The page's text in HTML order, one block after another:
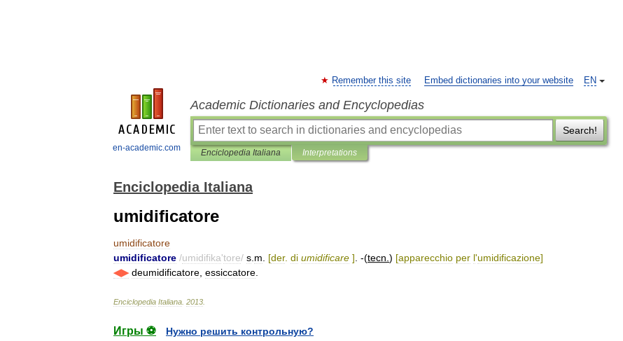
en-academic.com
EN
Remember this site Embed dictionaries into your website
Academic Dictionaries and Encyclopedias
Search!
Enciclopedia Italiana Interpretations
Enciclopedia Italiana
umidificatore
umidificatore
umidificatore /umidifika'tore/ s m [der. di umidificare ] . -(tecn ) [apparecchio per l'umidificazione]
◀▶ deumidificatore essiccatore
Enciclopedia Italiana 2013
Игры ⚽
Нужно решить контрольную?